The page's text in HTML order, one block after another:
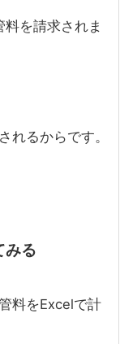
を請求されま
れるからです。
みる
料をExcelで計